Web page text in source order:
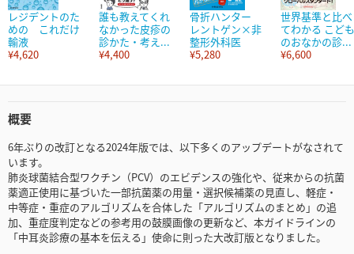
レジデントのた
めの これだけ
輸液
¥4,620
誰も教えてくれ
なかった皮疹の
診かた・考え...
¥4,400
骨折ハンター
レントゲン×非
整形外科医
¥5,280
世界基準と比べ
てわかる こども
のおなかの診...
¥6,600
概要
6年ぶりの改訂となる2024年版では、以下多くのアップデートがなされて
います。
肺炎球菌結合型ワクチン（PCV）のエビデンスの強化や、従来からの抗菌
薬適正使用に基づいた一部抗菌薬の用量・選択候補薬の見直し、軽症・
中等症・重症のアルゴリズムを合体した「アルゴリズムのまとめ」の追
加、重症度判定などの参考用の鼓膜画像の更新など、本ガイドラインの
「中耳炎診療の基本を伝える」使命に則った大改訂版となりました。